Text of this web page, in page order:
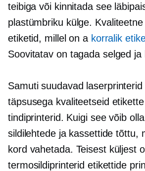
teibiga või kinnitada see
plastümbriku külge. Kvaliteetne
etiketid, millel on a korralik
Soovitatav on tagada selged ja
Samuti suudavad
täpsusega kvaliteetseid
tindiprinterid. Kuigi see võib
sildilehtede ja kassettide tõttu,
kord vahetada. Teisest küljest
termosildiprinterid etikettide